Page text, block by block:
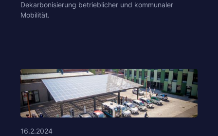
Dekarbonisierung betrieblicher und kommunaler
Mobilität.
16.2.2024